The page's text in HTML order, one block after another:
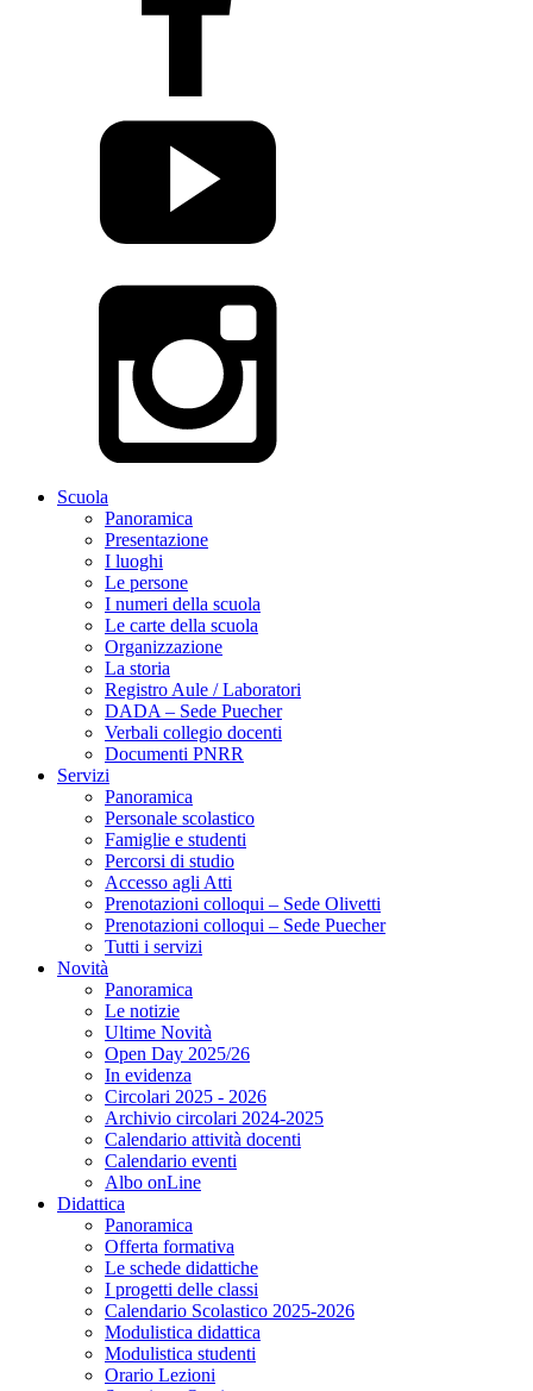
Scuola
Panoramica
Presentazione
I luoghi
Le persone
I numeri della scuola
Le carte della scuola
Organizzazione
La storia
Registro Aule / Laboratori
DADA – Sede Puecher
Verbali collegio docenti
Documenti PNRR
Servizi
Panoramica
Personale scolastico
Famiglie e studenti
Percorsi di studio
Accesso agli Atti
Prenotazioni colloqui – Sede Olivetti
Prenotazioni colloqui – Sede Puecher
Tutti i servizi
Novità
Panoramica
Le notizie
Ultime Novità
Open Day 2025/26
In evidenza
Circolari 2025 - 2026
Archivio circolari 2024-2025
Calendario attività docenti
Calendario eventi
Albo onLine
Didattica
Panoramica
Offerta formativa
Le schede didattiche
I progetti delle classi
Calendario Scolastico 2025-2026
Modulistica didattica
Modulistica studenti
Orario Lezioni